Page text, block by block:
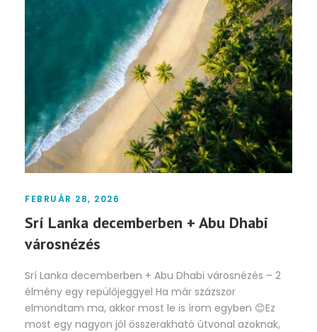
FEBRUÁR 28, 2026
Srí Lanka decemberben + Abu Dhabi
városnézés
Srí Lanka decemberben + Abu Dhabi városnézés – 2
élmény egy repülőjeggyel Ha már százszor
elmondtam ma, akkor most le is írom egyben 😊Ez
most egy nagyon jól összerakható útvonal azoknak,